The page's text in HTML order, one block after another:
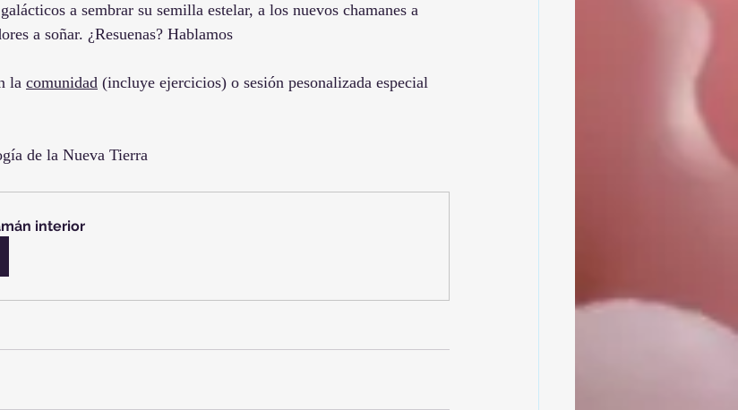
a sembrar su semilla estelar, a los nuevos chamanes a
a soñar. ¿Resuenas? Hablamos
la comunidad (incluye ejercicios) o sesión pesonalizada especial
de la Nueva Tierra
interior